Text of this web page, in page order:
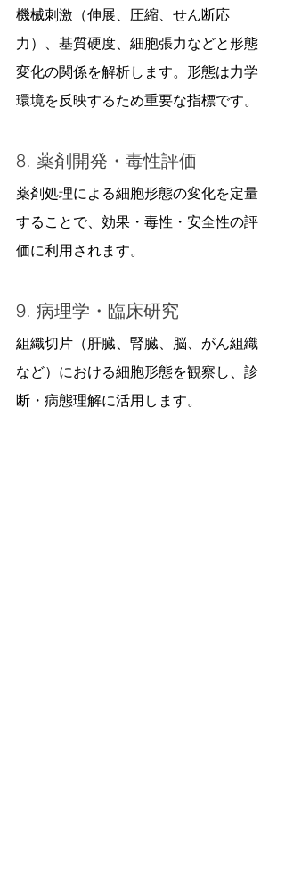
機械刺激（伸展、圧縮、せん断応
力）、基質硬度、細胞張力などと形態
変化の関係を解析します。形態は力学
環境を反映するため重要な指標です。
8. 薬剤開発・毒性評価
薬剤処理による細胞形態の変化を定量
することで、効果・毒性・安全性の評
価に利用されます。
9. 病理学・臨床研究
組織切片（肝臓、腎臓、脳、がん組織
など）における細胞形態を観察し、診
断・病態理解に活用します。